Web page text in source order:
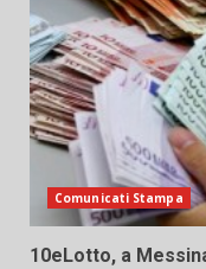
Comunicati Stampa
10eLotto, a